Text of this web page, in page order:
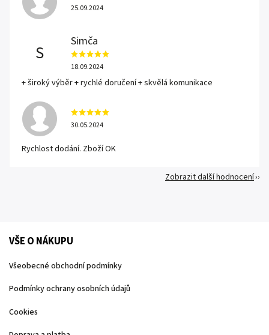
25.09.2024
S
Simča
18.09.2024
+ široký výběr + rychlé doručení + skvělá komunikace
30.05.2024
Rychlost dodání. Zboží OK
Zobrazit další hodnocení
VŠE O NÁKUPU
Všeobecné obchodní podmínky
Podmínky ochrany osobních údajů
Cookies